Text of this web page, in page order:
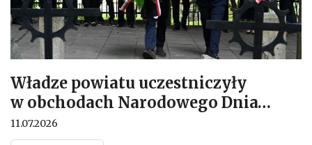
Władze powiatu uczestniczyły
w obchodach Narodowego Dnia…
11.07.2026